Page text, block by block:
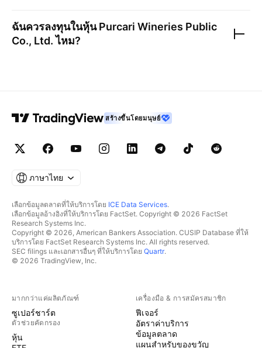
ฉันควรลงทุนในหุ้นPurcari Wineries Public
Co., Ltd.ไหม?
สร้างขึ้นโดยมนุษย์
ภาษาไทย
เลือกข้อมูลตลาดที่ให้บริการโดย ICE Data Services.
เลือกข้อมูลอ้างอิงที่ให้บริการโดย FactSet. Copyright © 2026 FactSet
Research Systems Inc.
Copyright © 2026, American Bankers Association. CUSIP Database ที่ให้
บริการโดย FactSet Research Systems Inc. All rights reserved.
SEC filings และเอกสารอื่นๆ ที่ให้บริการโดย Quartr.
© 2026 TradingView, Inc.
มากกว่าแค่ผลิตภัณฑ์
ซูเปอร์ชาร์ต
ตัวช่วยคัดกรอง
หุ้น
เครื่องมือ & การสมัครสมาชิก
ฟีเจอร์
อัตราค่าบริการ
ข้อมูลตลาด
แผนสำหรับของขวัญ